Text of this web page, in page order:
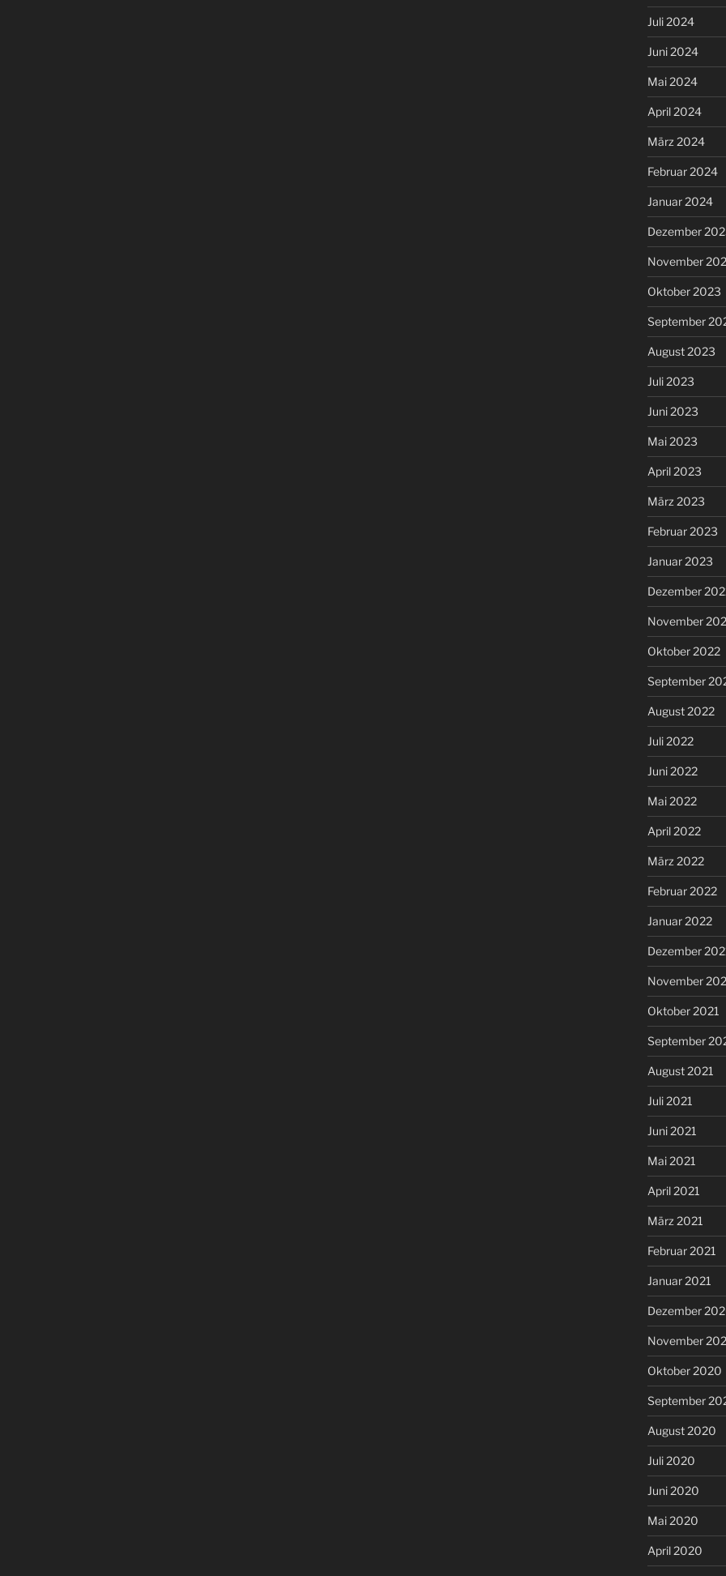
Juli 2024
Juni 2024
Mai 2024
April 2024
März 2024
Februar 2024
Januar 2024
Dezember
November
Oktober 2023
September
August 2023
Juli 2023
Juni 2023
Mai 2023
April 2023
März 2023
Februar 2023
Januar 2023
Dezember
November
Oktober 2022
September
August 2022
Juli 2022
Juni 2022
Mai 2022
April 2022
März 2022
Februar 2022
Januar 2022
Dezember
November
Oktober 2021
September
August 2021
Juli 2021
Juni 2021
Mai 2021
April 2021
März 2021
Februar 2021
Januar 2021
Dezember
November
Oktober 2020
September
August 2020
Juli 2020
Juni 2020
Mai 2020
April 2020